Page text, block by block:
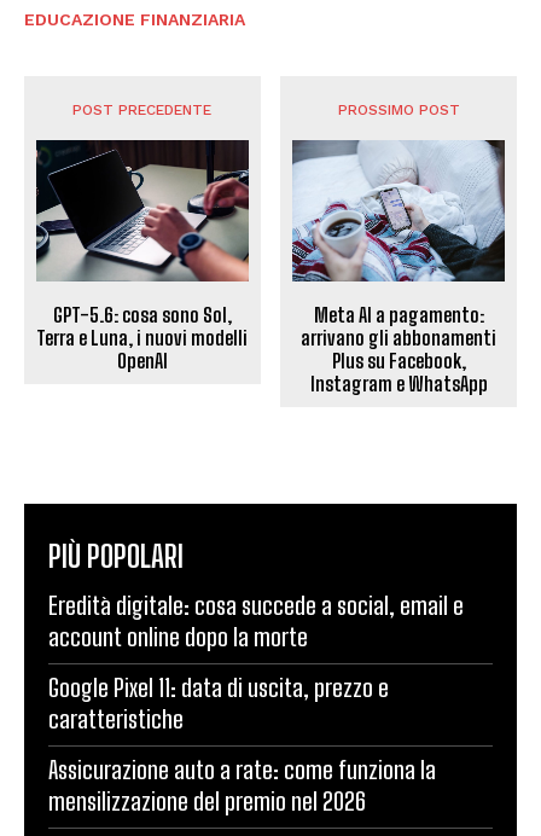
EDUCAZIONE FINANZIARIA
POST PRECEDENTE
GPT-5.6: cosa sono Sol,
Terra e Luna, i nuovi modelli
OpenAI
PROSSIMO POST
Meta AI a pagamento:
arrivano gli abbonamenti
Plus su Facebook,
Instagram e WhatsApp
PIÙ POPOLARI
Eredità digitale: cosa succede a social, email e
account online dopo la morte
Google Pixel 11: data di uscita, prezzo e
caratteristiche
Assicurazione auto a rate: come funziona la
mensilizzazione del premio nel 2026